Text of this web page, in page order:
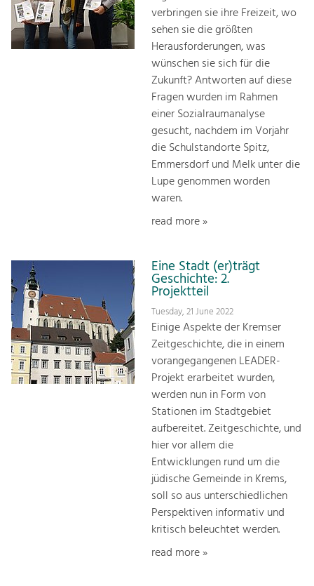
verbringen sie ihre Freizeit, wo
sehen sie die größten
Herausforderungen, was
wünschen sie sich für die
Zukunft? Antworten auf diese
Fragen wurden im Rahmen
einer Sozialraumanalyse
gesucht, nachdem im Vorjahr
die Schulstandorte Spitz,
Emmersdorf und Melk unter die
Lupe genommen worden
waren.
read more »
Eine Stadt (er)trägt
Geschichte: 2.
Projektteil
Tuesday, 21 June 2022
Einige Aspekte der Kremser
Zeitgeschichte, die in einem
vorangegangenen LEADER-
Projekt erarbeitet wurden,
werden nun in Form von
Stationen im Stadtgebiet
aufbereitet. Zeitgeschichte, und
hier vor allem die
Entwicklungen rund um die
jüdische Gemeinde in Krems,
soll so aus unterschiedlichen
Perspektiven informativ und
kritisch beleuchtet werden.
read more »